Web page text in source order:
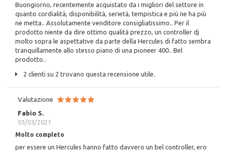
Buongiorno, recentemente acquistato da i migliori del settore in
quanto cordialità, disponibilità, serietà, tempistica e più ne ha più
ne metta.. Assolutamente venditore consigliatissimo.. Per il
prodotto niente da dire ottimo qualità prezzo, un controller dj
molto sopra le aspettative da parte della Hercules di fatto sembra
tranquillamente allo stesso piano di una pioneer 400.. Bel
prodotto..
2 clienti su 2 trovano questa recensione utile.
Valutazione
Fabio S.
03/03/2021
Molto completo
per essere un Hercules hanno fatto davvero un bel controller, ero